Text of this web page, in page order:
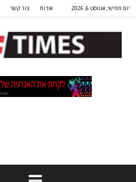
יום חמישי, אוגוסט 6, 2026 אודות צור קשר